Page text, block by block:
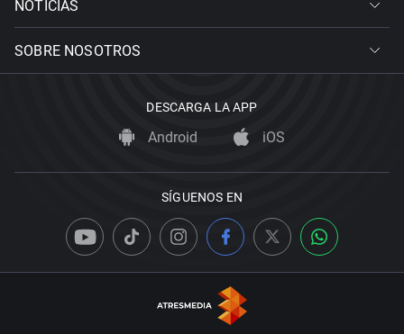
NOTICIAS
SOBRE NOSOTROS
DESCARGA LA APP
Android iOS
SÍGUENOS EN